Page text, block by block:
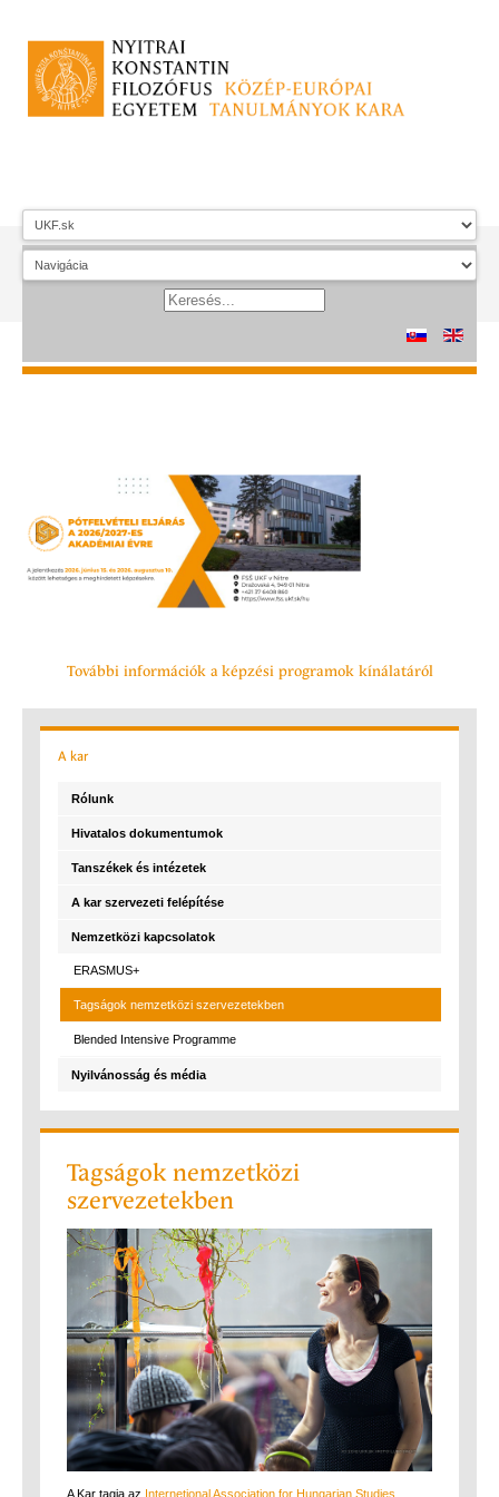
További információk a képzési programok kínálatáról
A kar
Rólunk
Hivatalos dokumentumok
Tanszékek és intézetek
A kar szervezeti felépítése
Nemzetközi kapcsolatok
ERASMUS+
Tagságok nemzetközi szervezetekben
Blended Intensive Programme
Nyilvánosság és média
Tagságok nemzetközi
szervezetekben
A Kar tagja az Internetional Association for Hungarian Studies